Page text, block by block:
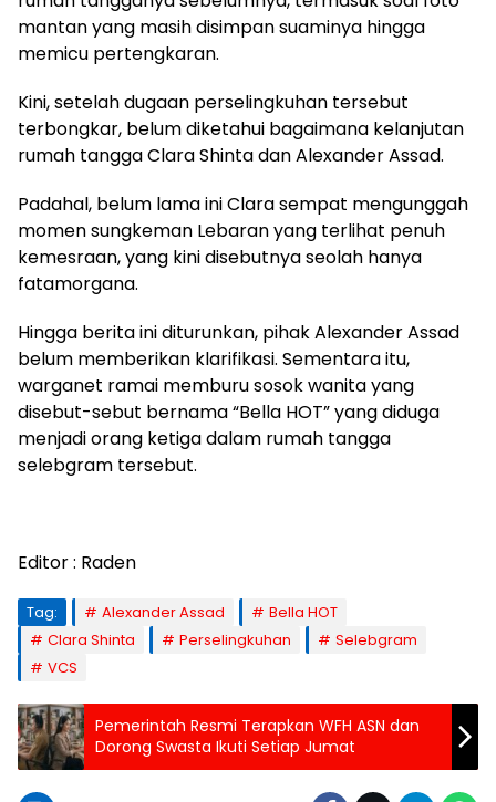
mantan yang masih disimpan suaminya hingga
memicu pertengkaran.
Kini, setelah dugaan perselingkuhan tersebut
terbongkar, belum diketahui bagaimana kelanjutan
rumah tangga Clara Shinta dan Alexander Assad.
Padahal, belum lama ini Clara sempat mengunggah
momen sungkeman Lebaran yang terlihat penuh
kemesraan, yang kini disebutnya seolah hanya
fatamorgana.
Hingga berita ini diturunkan, pihak Alexander Assad
belum memberikan klarifikasi. Sementara itu,
warganet ramai memburu sosok wanita yang
disebut-sebut bernama “Bella HOT” yang diduga
menjadi orang ketiga dalam rumah tangga
selebgram tersebut.
Editor : Raden
Tag: Alexander Assad
Bella HOT
Clara Shinta
Perselingkuhan
Selebgram
VCS
Pemerintah Resmi Terapkan WFH ASN dan
Dorong Swasta Ikuti Setiap Jumat